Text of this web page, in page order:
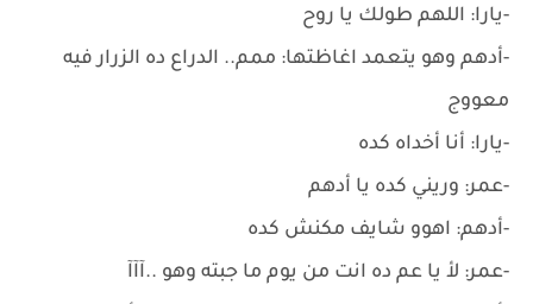
-يارا: اللهم طولك يا روح
-أدهم وهو يتعمد اغاظتها: ممم.. الدراع ده الزرار فيه
معووج
-يارا: أنا أخداه كده
-عمر: وريني كده يا أدهم
-أدهم: اهوو شايف مكنش كده
-عمر: لأ يا عم ده انت من يوم ما جبته وهو ..آآآ